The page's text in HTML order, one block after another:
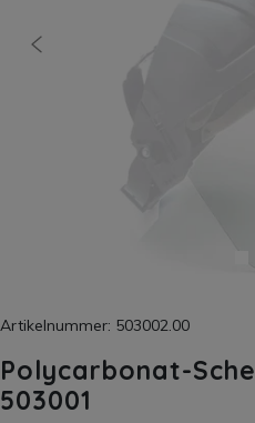
vorherige
Artikelnummer: 503002.00
Polycarbonat-
503001